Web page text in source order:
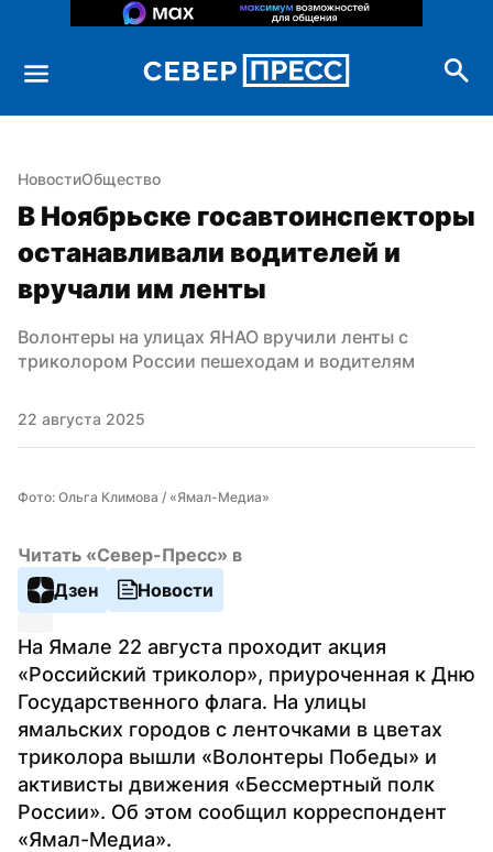
НовостиОбщество
В Ноябрьске госавтоинспекторы
останавливали водителей и
вручали им ленты
Волонтеры на улицах ЯНАО вручили ленты с
триколором России пешеходам и водителям
22 августа 2025
Фото: Ольга Климова / «Ямал-Медиа»
Читать «Север-Пресс» в
Дзен
Новости
На Ямале 22 августа проходит акция
«Российский триколор», приуроченная к Дню
Государственного флага. На улицы
ямальских городов с ленточками в цветах
триколора вышли «Волонтеры Победы» и
активисты движения «Бессмертный полк
России». Об этом сообщил корреспондент
«Ямал-Медиа».